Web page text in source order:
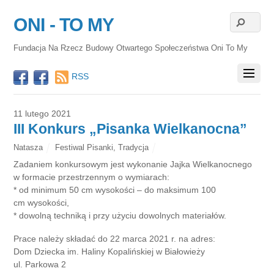
ONI - TO MY
Fundacja Na Rzecz Budowy Otwartego Społeczeństwa Oni To My
RSS
11 lutego 2021
III Konkurs „Pisanka Wielkanocna”
Natasza Festiwal Pisanki Tradycja
Zadaniem konkursowym jest wykonanie Jajka Wielkanocnego
w formacie przestrzennym o wymiarach:
* od minimum 50 cm wysokości – do maksimum 100
cm wysokości,
* dowolną techniką i przy użyciu dowolnych materiałów.
Prace należy składać do 22 marca 2021 r. na adres:
Dom Dziecka im. Haliny Kopalińskiej w Białowieży
ul. Parkowa 2